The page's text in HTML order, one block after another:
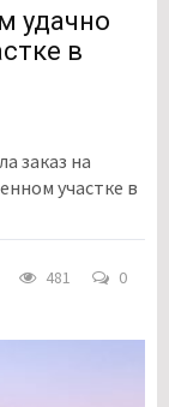
удачно
в
заказ на
участке в
481 0